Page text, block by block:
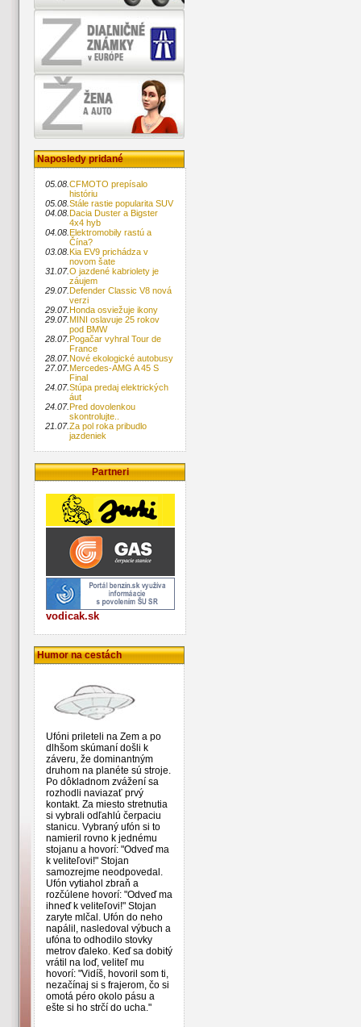
Naposledy pridané
05.08.CFMOTO prepísalo
históriu
05.08.Stále rastie popularita SUV
04.08.Dacia Duster a Bigster
4x4 hyb
04.08.Elektromobily rastú a
Čína?
03.08.Kia EV9 prichádza v
novom šate
31.07.O jazdené kabriolety je
záujem
29.07.Defender Classic V8 nová
verzi
29.07.Honda osviežuje ikony
29.07.MINI oslavuje 25 rokov
pod BMW
28.07.Pogačar vyhral Tour de
France
28.07.Nové ekologické autobusy
27.07.Mercedes-AMG A 45 S
Final
24.07.Stúpa predaj elektrických
áut
24.07.Pred dovolenkou
skontrolujte..
21.07.Za pol roka pribudlo
jazdeniek
Partneri
vodicak.sk
Humor na cestách
Ufóni prileteli na Zem a po
dlhšom skúmaní došli k
záveru, že dominantným
druhom na planéte sú stroje.
Po dôkladnom zvážení sa
rozhodli naviazať prvý
kontakt. Za miesto stretnutia
si vybrali odľahlú čerpaciu
stanicu. Vybraný ufón si to
namieril rovno k jednému
stojanu a hovorí: "Odveď ma
k veliteľovi!" Stojan
samozrejme neodpovedal.
Ufón vytiahol zbraň a
rozčúlene hovorí: "Odveď ma
ihneď k veliteľovi!" Stojan
zaryte mlčal. Ufón do neho
napálil, nasledoval výbuch a
ufóna to odhodilo stovky
metrov ďaleko. Keď sa dobitý
vrátil na loď, veliteľ mu
hovorí: "Vidíš, hovoril som ti,
nezačínaj si s frajerom, čo si
omotá péro okolo pásu a
ešte si ho strčí do ucha."